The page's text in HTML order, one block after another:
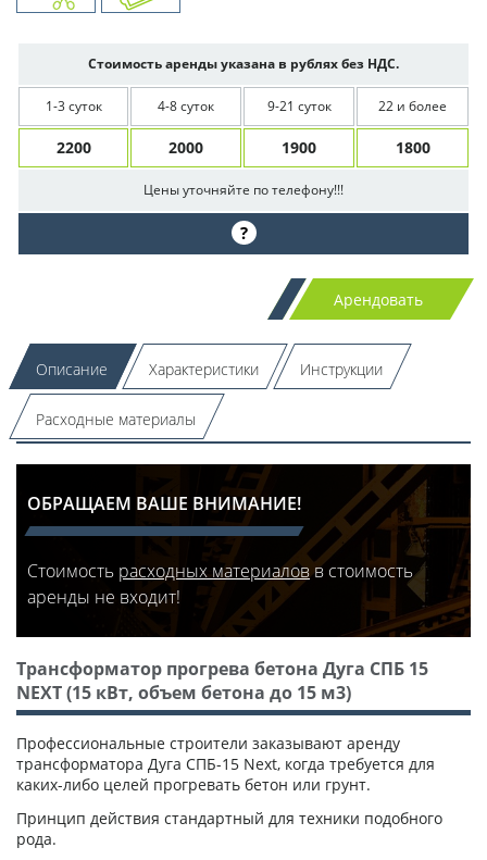
Стоимость аренды указана в рублях без НДС.
1-3 суток 4-8 суток 9-21 суток 22 и более
2200 2000 1900 1800
Цены уточняйте по телефону!!!
?
Арендовать
Описание Характеристики Инструкции
Расходные материалы
ОБРАЩАЕМ ВАШЕ ВНИМАНИЕ!
Стоимость расходных материаловв стоимость
аренды не входит!
Трансформатор прогрева бетона Дуга СПБ 15
NEXT (15 кВт, объем бетона до 15 м3)
Профессиональные строители заказывают аренду
трансформатора Дуга СПБ-15 Next, когда требуется для
каких-либо целей прогревать бетон или грунт.
Принцип действия стандартный для техники подобного
рода.